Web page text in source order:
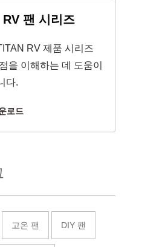
RV 팬 시리즈
RV 제품 시리즈
을 이해하는 데 도움이
다.
로드
고온 팬 DIY 팬